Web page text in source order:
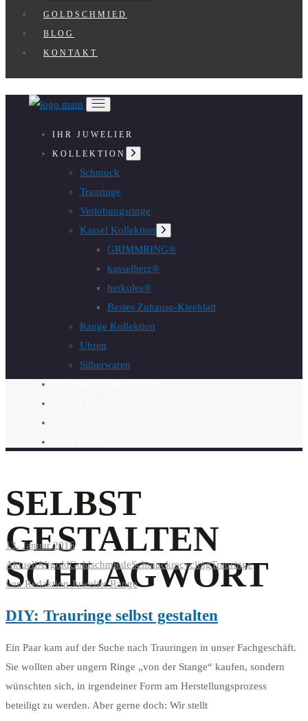
GOLDSCHMIED
BLOG
KONTAKT
IHR JUWELIER
KOLLEKTION
Untermenü
anzeigen
Schmuck
Trauringe
Verlobungsringe
Kassel Kollektion Untermenü
anzeigen
GRIMMRING®
kasselherz®
herkules®
Bestes Zuhause-Kleeblatt
Range Kollektion
Uhren
Silberwaren
SELBST
GESTALTEN
SCHLAGWORT
13. Januar 2016
AktuellAltgoldGoldschmiedeSchmuckrecyclingTrauringe
vonRedaktion Juwelier Range
DIY: Trauringe selbst gestalten
Ein Paar kam auf der Suche nach Trauringen in unser Fachgeschäft.
Sie wollten aber ungern Ringe „von der Stange“ kaufen, sondern
wünschten sich, in irgendeiner Form am Herstellungsprozess
beteiligt zu werden. Aber gerne doch: Wir stellt